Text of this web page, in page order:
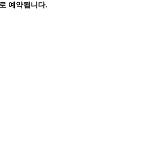
예약됩니다.